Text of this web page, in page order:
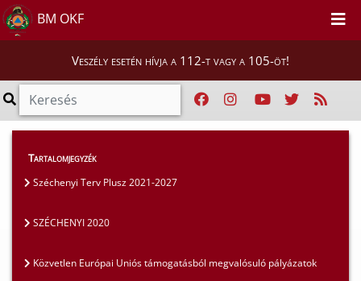
BM OKF
Veszély esetén hívja a 112-t vagy a 105-öt!
Szakmai tájékoztatók
SZÉCHENYI 2020
Tartalomjegyzék
Széchenyi Terv Plusz 2021-2027
SZÉCHENYI 2020
Közvetlen Európai Uniós támogatásból megvalósuló pályázatok